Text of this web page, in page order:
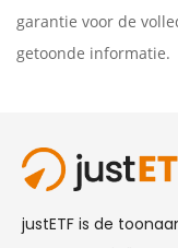
garantie voor de
getoonde informatie.